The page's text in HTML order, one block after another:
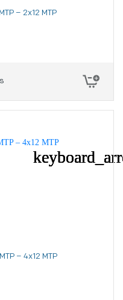
– 2x12 MTP
– 4x12 MTP